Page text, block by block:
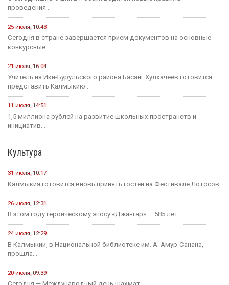
проведения...
25 июля, 10:43
Сегодня в стране завершается прием документов на основные
конкурсные...
21 июля, 16:04
Учитель из Ики-Бурульского района Басанг Хулхачеев готовится
представить Калмыкию...
11 июля, 14:51
1,5 миллиона рублей на развитие школьных пространств и
инициатив...
Культура
31 июля, 10:17
Калмыкия готовится вновь принять гостей на Фестивале Лотосов.
26 июля, 12:31
В этом году героическому эпосу «Джангар» — 585 лет.
24 июля, 12:29
В Калмыкии, в Национальной библиотеке им. А. Амур-Санана,
прошла...
20 июля, 09:39